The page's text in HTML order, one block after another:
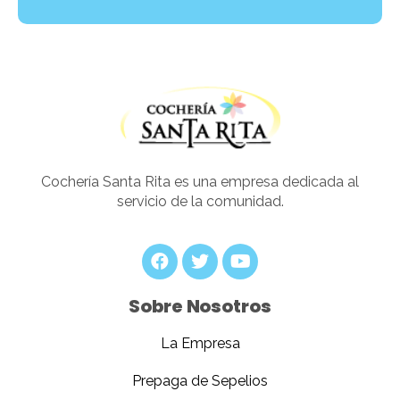
Cochería Santa Rita es una empresa dedicada al
servicio de la comunidad.
Sobre Nosotros
La Empresa
Prepaga de Sepelios